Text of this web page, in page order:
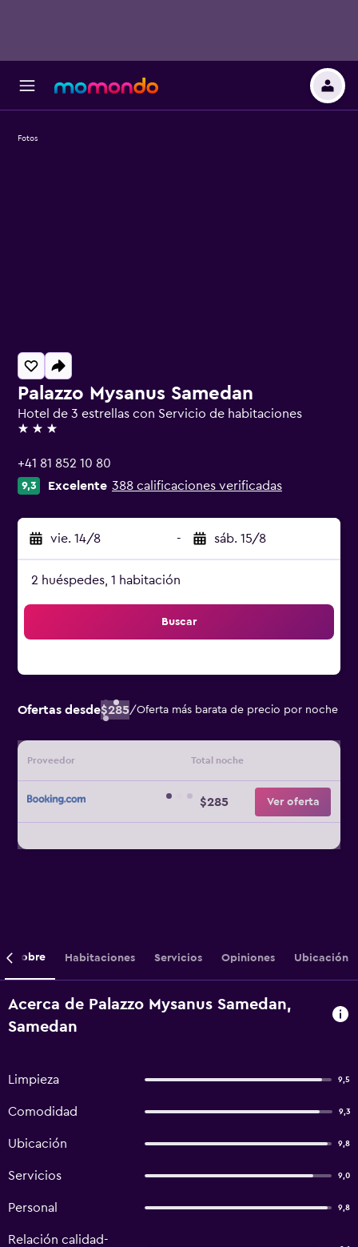
Palazzo Mysanus Samedan
Hotel de 3 estrellas con Servicio de habitaciones
3 estrellas
+41 81 852 10 80
9,3 Excelente 388 calificaciones verificadas
vie. 14/8 - sáb. 15/8
2 huéspedes, 1 habitación
Buscar
Ofertas desde$285/Oferta más barata de precio por noche
Proveedor Total noche
$285 Ver oferta
Fotos
Sobre Habitaciones Servicios Opiniones Ubicación
Acerca de Palazzo Mysanus Samedan,
Samedan
Limpieza 9,5
Comodidad 9,3
Ubicación 9,8
Servicios 9,0
Personal 9,8
Relación calidad-